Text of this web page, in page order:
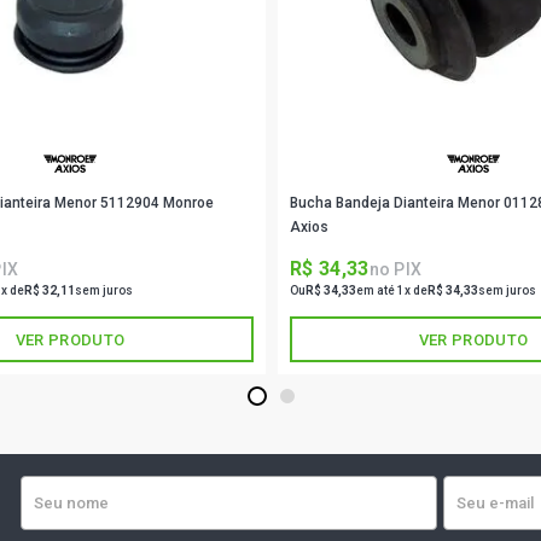
FIESTA
ZETEC
FIESTA
FIESTA
FIESTA
FIESTA
ROCAM
Menor 5112904 Monroe
deR$ 32,11 sem juros
VER PRODUTO
Bucha Bandeja Dianteira Menor
Axios
R$ 34,33no PIX
Ou R$ 34,33em até 1x deR$ 34,33sem juros
VER PRODUTO
1 2